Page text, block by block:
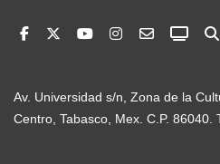
Av. Universidad s/n, Zona de la
Centro, Tabasco, Mex. C.P. 86040.